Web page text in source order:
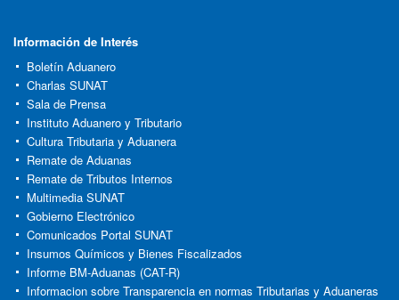
Información de Interés
Boletín Aduanero
Charlas SUNAT
Sala de Prensa
Instituto Aduanero y Tributario
Cultura Tributaria y Aduanera
Remate de Aduanas
Remate de Tributos Internos
Multimedia SUNAT
Gobierno Electrónico
Comunicados Portal SUNAT
Insumos Químicos y Bienes Fiscalizados
Informe BM-Aduanas (CAT-R)
Informacion sobre Transparencia en normas Tributarias y Aduaneras